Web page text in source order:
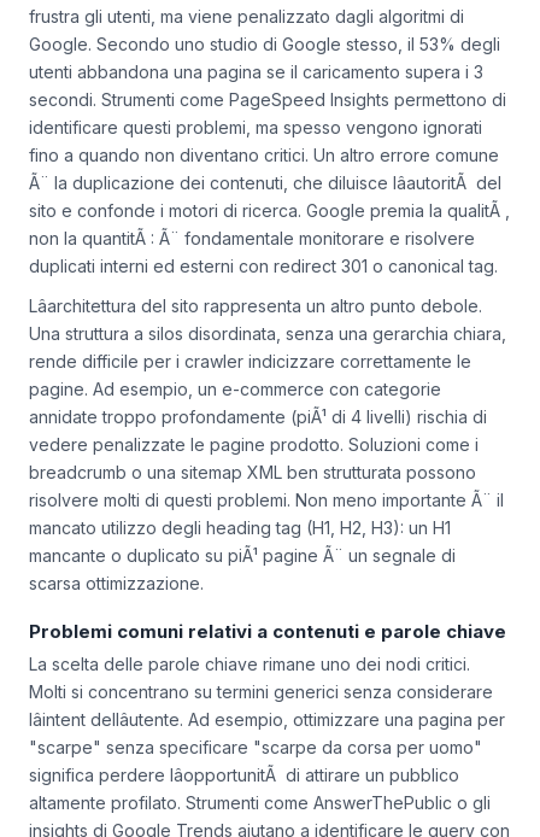
frustra gli utenti, ma viene penalizzato dagli algoritmi di
Google. Secondo uno studio di Google stesso, il 53% degli
utenti abbandona una pagina se il caricamento supera i 3
secondi. Strumenti come PageSpeed Insights permettono di
identificare questi problemi, ma spesso vengono ignorati
fino a quando non diventano critici. Un altro errore comune
Ã¨ la duplicazione dei contenuti, che diluisce lâautoritÃ del
sito e confonde i motori di ricerca. Google premia la qualitÃ ,
non la quantitÃ : Ã¨ fondamentale monitorare e risolvere
duplicati interni ed esterni con redirect 301 o canonical tag.
Lâarchitettura del sito rappresenta un altro punto debole.
Una struttura a silos disordinata, senza una gerarchia chiara,
rende difficile per i crawler indicizzare correttamente le
pagine. Ad esempio, un e-commerce con categorie
annidate troppo profondamente (piÃ¹ di 4 livelli) rischia di
vedere penalizzate le pagine prodotto. Soluzioni come i
breadcrumb o una sitemap XML ben strutturata possono
risolvere molti di questi problemi. Non meno importante Ã¨ il
mancato utilizzo degli heading tag (H1, H2, H3): un H1
mancante o duplicato su piÃ¹ pagine Ã¨ un segnale di
scarsa ottimizzazione.
Problemi comuni relativi a contenuti e parole chiave
La scelta delle parole chiave rimane uno dei nodi critici.
Molti si concentrano su termini generici senza considerare
lâintent dellâutente. Ad esempio, ottimizzare una pagina per
"scarpe" senza specificare "scarpe da corsa per uomo"
significa perdere lâopportunitÃ di attirare un pubblico
altamente profilato. Strumenti come AnswerThePublic o gli
insights di Google Trends aiutano a identificare le query con